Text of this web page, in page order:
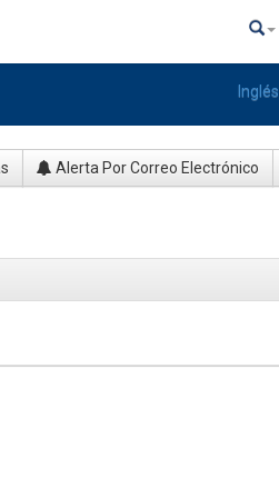
Inglés
Alerta Por Correo Electrónico